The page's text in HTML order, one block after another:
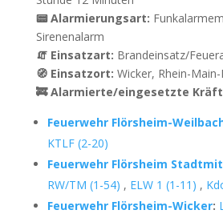
📟 Alarmierungsart:
Sirenenalarm
🧯 Einsatzart: Brandeinsatz/
🧭 Einsatzort: Wicker, Rhein-
🚒 Alarmierte/eingesetzte
Feuerwehr Flörsheim-
KTLF (2-20)
Feuerwehr Flörsheim
RW/TM (1-54) , ELW 1 (1-11) ,
Feuerwehr Flörsheim-Wicker: